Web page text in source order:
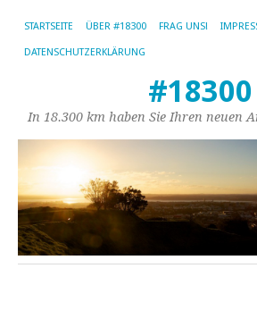
STARTSEITE ÜBER #18300 FRAG UNS!
DATENSCHUTZERKLÄRUNG
#18300
In 18.300 km haben Sie Ihren neuen